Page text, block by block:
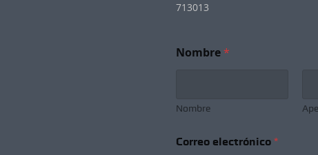
713013
Nombre*
Nombre
o
Correo electrónico *